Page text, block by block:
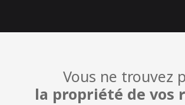
Vous ne trouvez
la propriété de vos